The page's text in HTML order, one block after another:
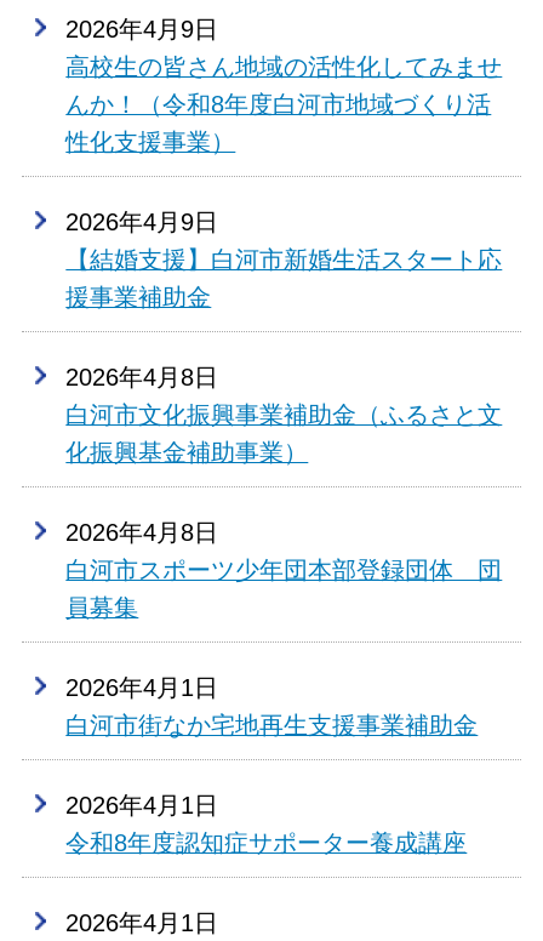
2026年4月9日
高校生の皆さん地域の活性化してみませ
んか！（令和8年度白河市地域づくり活
性化支援事業）
2026年4月9日
【結婚支援】白河市新婚生活スタート応
援事業補助金
2026年4月8日
白河市文化振興事業補助金（ふるさと文
化振興基金補助事業）
2026年4月8日
白河市スポーツ少年団本部登録団体 団
員募集
2026年4月1日
白河市街なか宅地再生支援事業補助金
2026年4月1日
令和8年度認知症サポーター養成講座
2026年4月1日